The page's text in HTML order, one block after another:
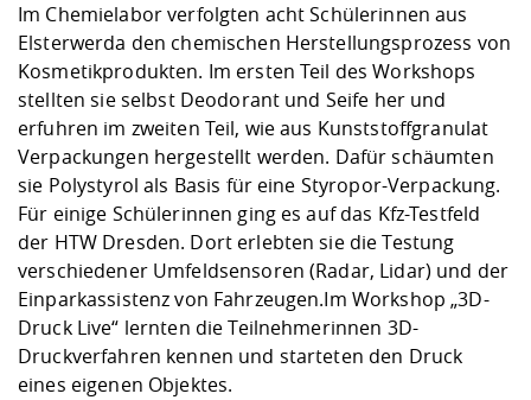
Im Chemielabor verfolgten acht Schülerinnen aus
Elsterwerda den chemischen Herstellungsprozess von
Kosmetikprodukten. Im ersten Teil des Workshops
stellten sie selbst Deodorant und Seife her und
erfuhren im zweiten Teil, wie aus Kunststoffgranulat
Verpackungen hergestellt werden. Dafür schäumten
sie Polystyrol als Basis für eine Styropor-Verpackung.
Für einige Schülerinnen ging es auf das Kfz-Testfeld
der HTW Dresden. Dort erlebten sie die Testung
verschiedener Umfeldsensoren (Radar, Lidar) und der
Einparkassistenz von Fahrzeugen.Im Workshop „3D-
Druck Live“ lernten die Teilnehmerinnen 3D-
Druckverfahren kennen und starteten den Druck
eines eigenen Objektes.